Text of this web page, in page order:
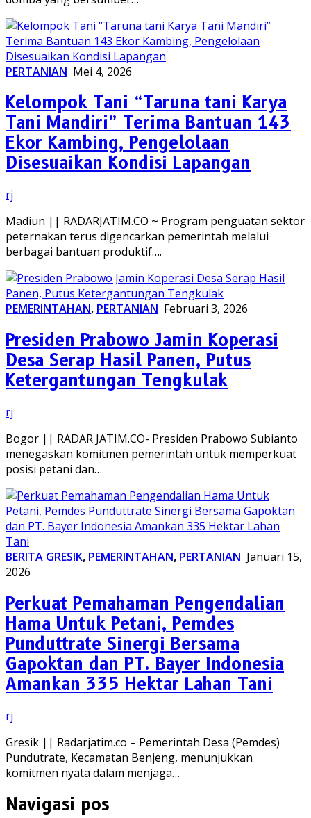
PERTANIAN Mei 4, 2026
Kelompok Tani “Taruna tani Karya
Tani Mandiri” Terima Bantuan 143
Ekor Kambing, Pengelolaan
Disesuaikan Kondisi Lapangan
rj
Madiun || RADARJATIM.CO ~ Program penguatan sektor
peternakan terus digencarkan pemerintah melalui
berbagai bantuan produktif….
PEMERINTAHAN, PERTANIAN Februari 3, 2026
Presiden Prabowo Jamin Koperasi
Desa Serap Hasil Panen, Putus
Ketergantungan Tengkulak
rj
Bogor || RADAR JATIM.CO- Presiden Prabowo Subianto
menegaskan komitmen pemerintah untuk memperkuat
posisi petani dan…
BERITA GRESIK, PEMERINTAHAN, PERTANIAN Januari 15,
2026
Perkuat Pemahaman Pengendalian
Hama Untuk Petani, Pemdes
Punduttrate Sinergi Bersama
Gapoktan dan PT. Bayer Indonesia
Amankan 335 Hektar Lahan Tani
rj
Gresik || Radarjatim.co – Pemerintah Desa (Pemdes)
Pundutrate, Kecamatan Benjeng, menunjukkan
komitmen nyata dalam menjaga…
Navigasi pos